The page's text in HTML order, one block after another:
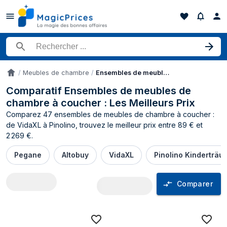
Rechercher un produit
AccueilMeubles de chambre Ensembles de meubles de chambre à coucher
Comparatif Ensembles de meubles de
chambre à coucher : Les Meilleurs Prix
Comparez 47 ensembles de meubles de chambre à coucher :
de VidaXL à Pinolino, trouvez le meilleur prix entre 89 € et
2 269 €.
Pegane Altobuy VidaXL Pinolino
Comparer
Comparateur de prix Ensembles de